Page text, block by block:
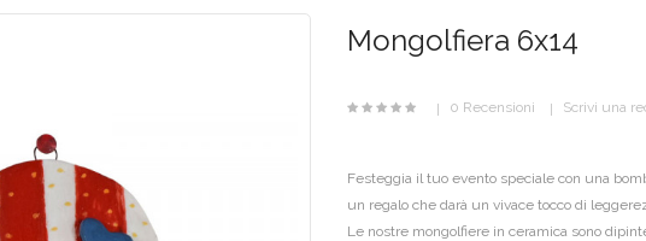
Mongolfiera 6x14
0 Recensioni Scrivi una
Festeggia il tuo evento speciale con una
un regalo che darà un vivace tocco di
Le nostre mongolfiere in ceramica sono